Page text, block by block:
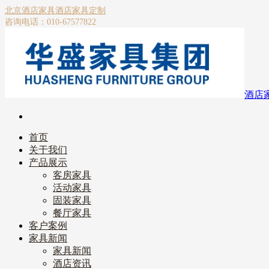
北京酒店家具酒店家具定制
咨询电话：010-67577822
酒店
首页
关于我们
产品展示
客房家具
活动家具
固装家具
餐厅家具
客户案例
家具新闻
家具新闻
酒店资讯